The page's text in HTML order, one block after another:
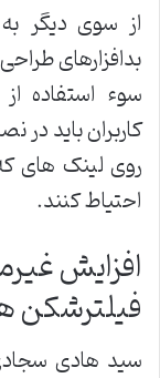
از سوی دیگر
بدافزارهای
سوء استفاده
کاربران باید
روی لینک های
احتیاط کنند.
افزایش
فیلترشکن
سید هادی